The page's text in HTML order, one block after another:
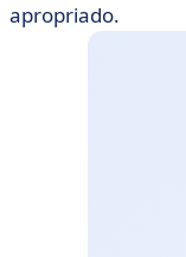
apropriado.